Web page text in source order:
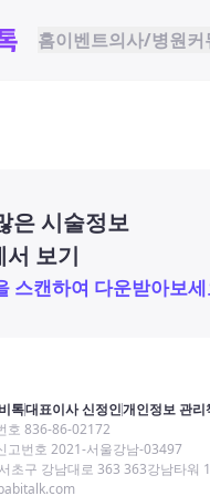
홈이벤트의사/병원커
은 시술정보
서 보기
스캔하여 다운받아보세
톡대표이사 신정인개인정보 관리
호 836-86-02172
고번호 2021-서울강남-03497
초구 강남대로 363 363강남타워